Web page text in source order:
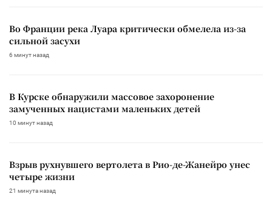
Во Франции река Луара критически обмелела из-за
сильной засухи
6 минут назад
В Курске обнаружили массовое захоронение
замученных нацистами маленьких детей
10 минут назад
Взрыв рухнувшего вертолета в Рио-де-Жанейро унес
четыре жизни
21 минута назад